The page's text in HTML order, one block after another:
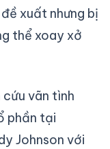
xuất nhưng bị
thể xoay xở
vãn tình
phần tại
Johnson với